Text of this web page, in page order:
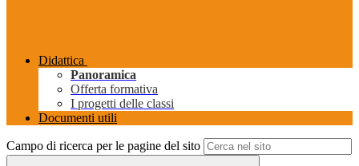
Didattica
Panoramica
Offerta formativa
I progetti delle classi
Documenti utili
Campo di ricerca per le pagine del sito